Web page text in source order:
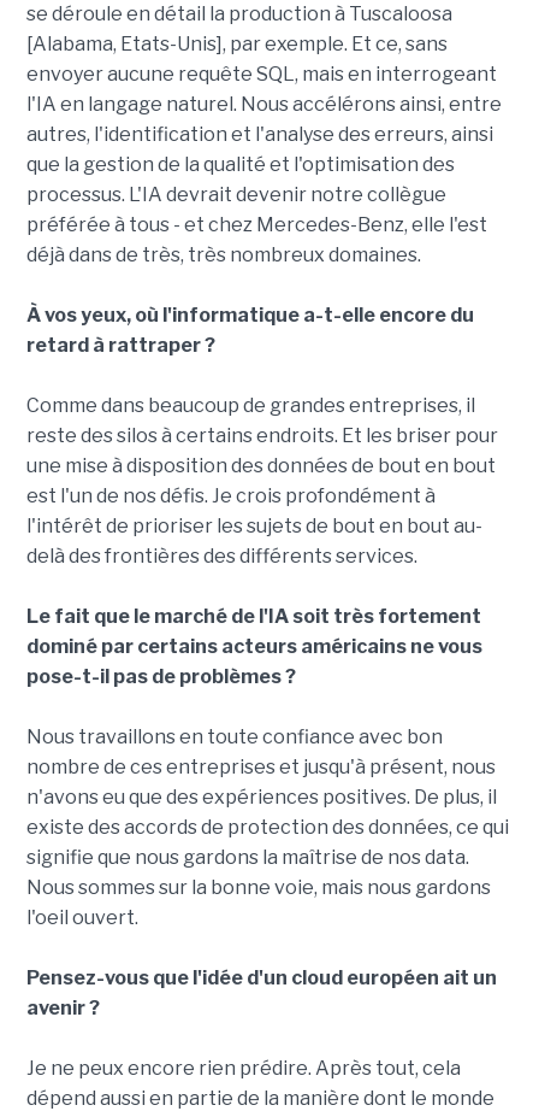
se déroule en détail la production à Tuscaloosa
[Alabama, Etats-Unis], par exemple. Et ce, sans
envoyer aucune requête SQL, mais en interrogeant
l'IA en langage naturel. Nous accélérons ainsi, entre
autres, l'identification et l'analyse des erreurs, ainsi
que la gestion de la qualité et l'optimisation des
processus. L'IA devrait devenir notre collègue
préférée à tous - et chez Mercedes-Benz, elle l'est
déjà dans de très, très nombreux domaines.
À vos yeux, où l'informatique a-t-elle encore du
retard à rattraper ?
Comme dans beaucoup de grandes entreprises, il
reste des silos à certains endroits. Et les briser pour
une mise à disposition des données de bout en bout
est l'un de nos défis. Je crois profondément à
l'intérêt de prioriser les sujets de bout en bout au-
delà des frontières des différents services.
Le fait que le marché de l'IA soit très fortement
dominé par certains acteurs américains ne vous
pose-t-il pas de problèmes ?
Nous travaillons en toute confiance avec bon
nombre de ces entreprises et jusqu'à présent, nous
n'avons eu que des expériences positives. De plus, il
existe des accords de protection des données, ce qui
signifie que nous gardons la maîtrise de nos data.
Nous sommes sur la bonne voie, mais nous gardons
l'oeil ouvert.
Pensez-vous que l'idée d'un cloud européen ait un
avenir ?
Je ne peux encore rien prédire. Après tout, cela
dépend aussi en partie de la manière dont le monde